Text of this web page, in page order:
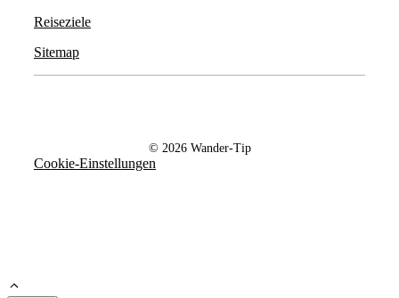
Reiseziele
Sitemap
© 2026 Wander-Tip
Cookie-Einstellungen